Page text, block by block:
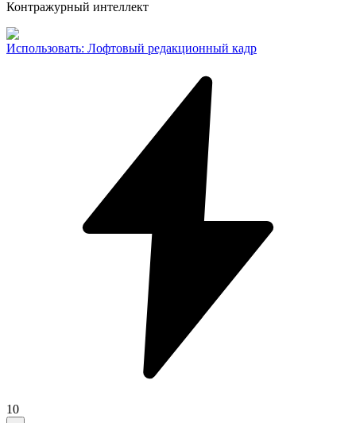
Контражурный интеллект
Использовать: Лофтовый редакционный кадр
10